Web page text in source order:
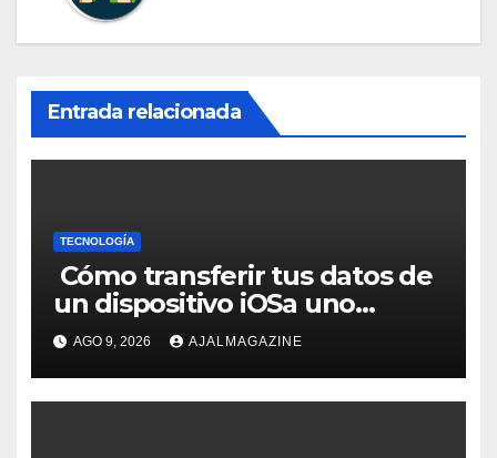
Entrada relacionada
TECNOLOGÍA
Cómo transferir tus datos de
un dispositivo iOSa uno
Galaxy usando Smart Switch
AGO 9, 2026 AJALMAGAZINE